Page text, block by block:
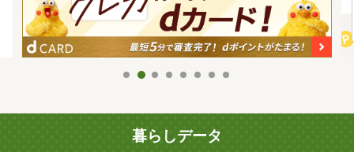
暮らしデータ